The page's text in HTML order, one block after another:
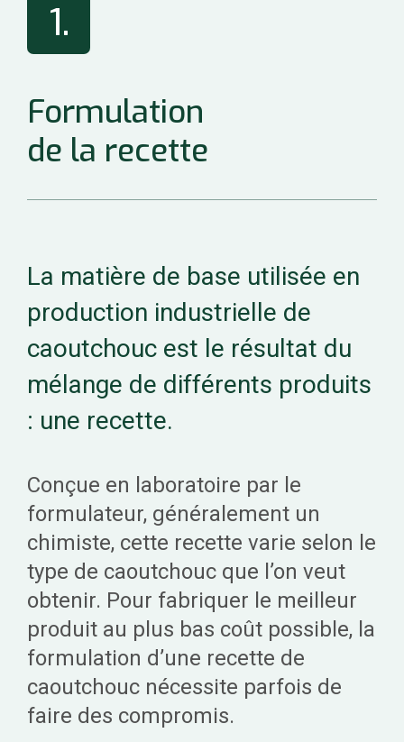
La matière de base utilisée en
production industrielle de
caoutchouc est le résultat du
mélange de différents produits
: une recette.
Conçue en laboratoire par le
formulateur, généralement un
chimiste, cette recette varie selon le
type de caoutchouc que l’on veut
obtenir. Pour fabriquer le meilleur
produit au plus bas coût possible, la
formulation d’une recette de
caoutchouc nécessite parfois de
faire des compromis.
1.
Formulation
de la recette